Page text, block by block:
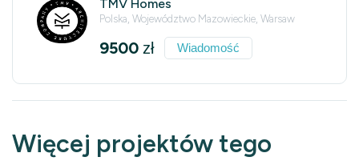
TMV Homes
Polska, Województwo Mazowieckie, Warsaw
9500 zł Wiadomość
Więcej projektów tego